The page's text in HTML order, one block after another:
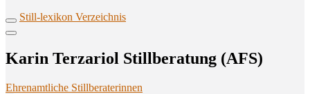
Still-lexikon Verzeichnis
Karin Ter­za­ri­ol Still­be­ra­tung (AFS)
Ehrenamtliche Stillberaterinnen